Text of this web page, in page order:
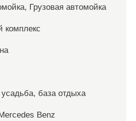
Грузовая автомойка
комплекс
база отдыха
Benz